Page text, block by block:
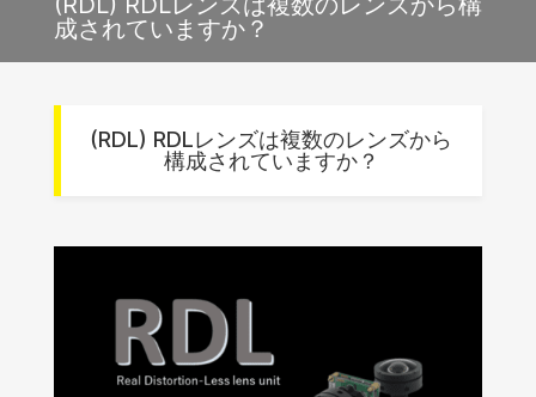
成されていますか？
(RDL) RDLレンズは複数のレンズから
構成されていますか？